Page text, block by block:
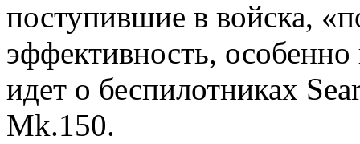
поступившие в войска,
эффективность,
идет о беспилотниках
Mk.150.